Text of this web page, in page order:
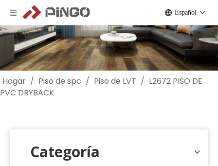
Español
Hogar / Piso de spc / Piso de LVT / L2672 PISO DE
PVC DRYBACK
Categoría